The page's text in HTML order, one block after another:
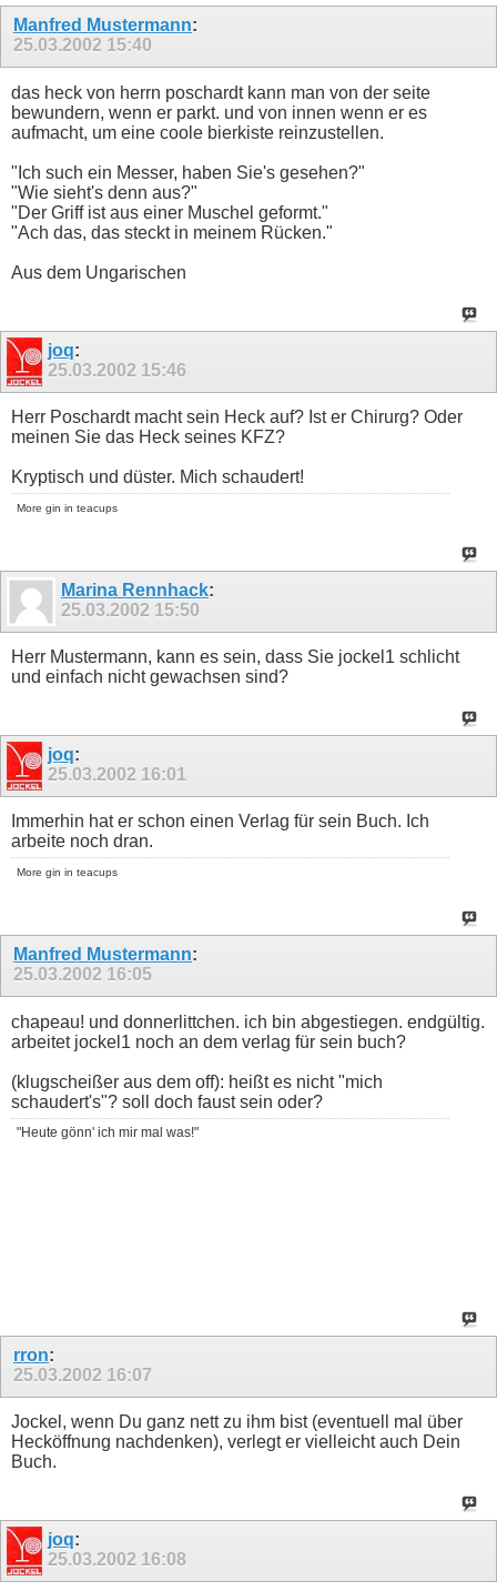
Manfred Mustermann:
25.03.2002 15:40
das heck von herrn poschardt kann man von der seite
bewundern, wenn er parkt. und von innen wenn er es
aufmacht, um eine coole bierkiste reinzustellen.
"Ich such ein Messer, haben Sie's gesehen?"
"Wie sieht's denn aus?"
"Der Griff ist aus einer Muschel geformt."
"Ach das, das steckt in meinem Rücken."
Aus dem Ungarischen
joq:
25.03.2002 15:46
Herr Poschardt macht sein Heck auf? Ist er Chirurg? Oder
meinen Sie das Heck seines KFZ?
Kryptisch und düster. Mich schaudert!
More gin in teacups
Marina Rennhack:
25.03.2002 15:50
Herr Mustermann, kann es sein, dass Sie jockel1 schlicht
und einfach nicht gewachsen sind?
joq:
25.03.2002 16:01
Immerhin hat er schon einen Verlag für sein Buch. Ich
arbeite noch dran.
More gin in teacups
Manfred Mustermann:
25.03.2002 16:05
chapeau! und donnerlittchen. ich bin abgestiegen. endgültig.
arbeitet jockel1 noch an dem verlag für sein buch?
(klugscheißer aus dem off): heißt es nicht "mich
schaudert's"? soll doch faust sein oder?
"Heute gönn' ich mir mal was!"
rron:
25.03.2002 16:07
Jockel, wenn Du ganz nett zu ihm bist (eventuell mal über
Hecköffnung nachdenken), verlegt er vielleicht auch Dein
Buch.
joq:
25.03.2002 16:08